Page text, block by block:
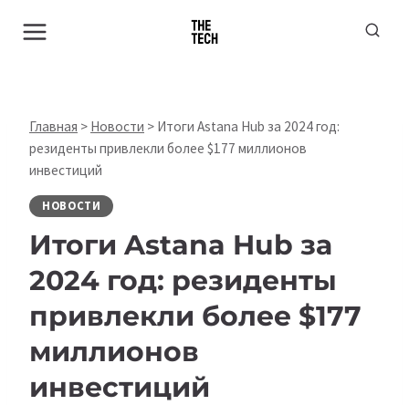
Главная > Новости > Итоги Astana Hub за 2024 год:
резиденты привлекли более $177 миллионов
инвестиций
НОВОСТИ
Итоги Astana Hub за
2024 год: резиденты
привлекли более $177
миллионов
инвестиций